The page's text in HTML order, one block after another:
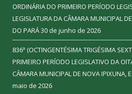
ORDINÁRIA DO PRIMEIRO PERÍODO
LEGISLATURA DA CÂMARA MUNICIPAL
DO PARÁ30 de junho de 2026
836ª (OCTINGENTÉSIMA TRIGÉSIMA
PRIMEIRO PERÍODO LEGISLATIVO DA
CÂMARA MUNICIPAL DE NOVA IPIXUNA,
maio de 2026